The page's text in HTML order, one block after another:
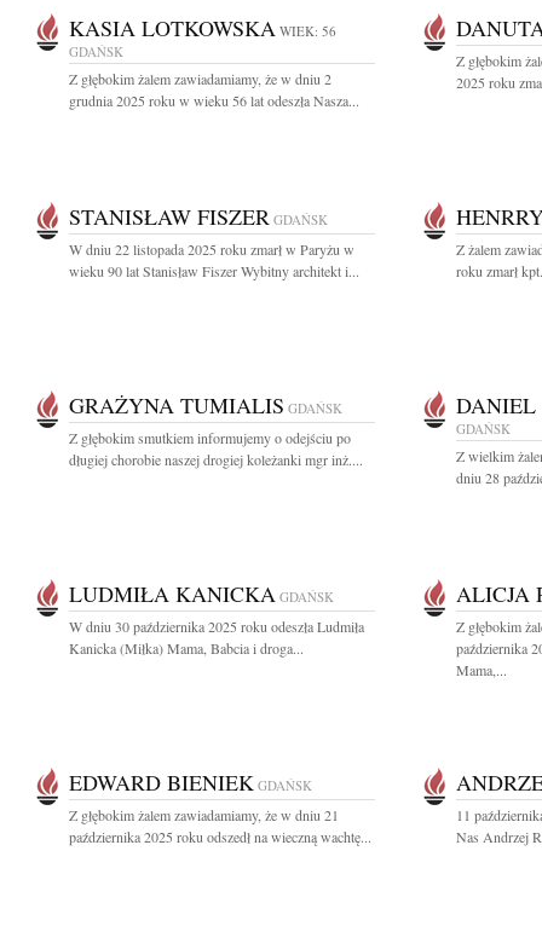
KASIA LOTKOWSKA WIEK: 56
GDAŃSK
Z głębokim żalem zawiadamiamy, że w dniu 2
grudnia 2025 roku w wieku 56 lat odeszła Nasza...
Z głębokim
2025 roku
STANISŁAW FISZER GDAŃSK
W dniu 22 listopada 2025 roku zmarł w Paryżu w
wieku 90 lat Stanisław Fiszer Wybitny architekt i...
Z żalem
roku zmarł
GRAŻYNA TUMIALIS GDAŃSK
Z głębokim smutkiem informujemy o odejściu po
długiej chorobie naszej drogiej koleżanki mgr inż....
DANIEL
GDAŃSK
Z wielkim
dniu 28
LUDMIŁA KANICKA GDAŃSK
W dniu 30 października 2025 roku odeszła Ludmiła
Kanicka (Miłka) Mama, Babcia i droga...
ALICJA
Z głębokim
października
Mama,...
EDWARD BIENIEK GDAŃSK
Z głębokim żalem zawiadamiamy, że w dniu 21
października 2025 roku odszedł na wieczną wachtę...
11
Nas Andrzej